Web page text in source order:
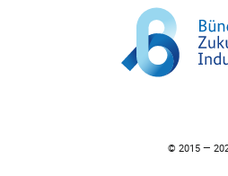
© 2015 —